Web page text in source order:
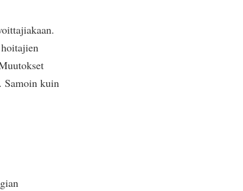
Samoin kuin